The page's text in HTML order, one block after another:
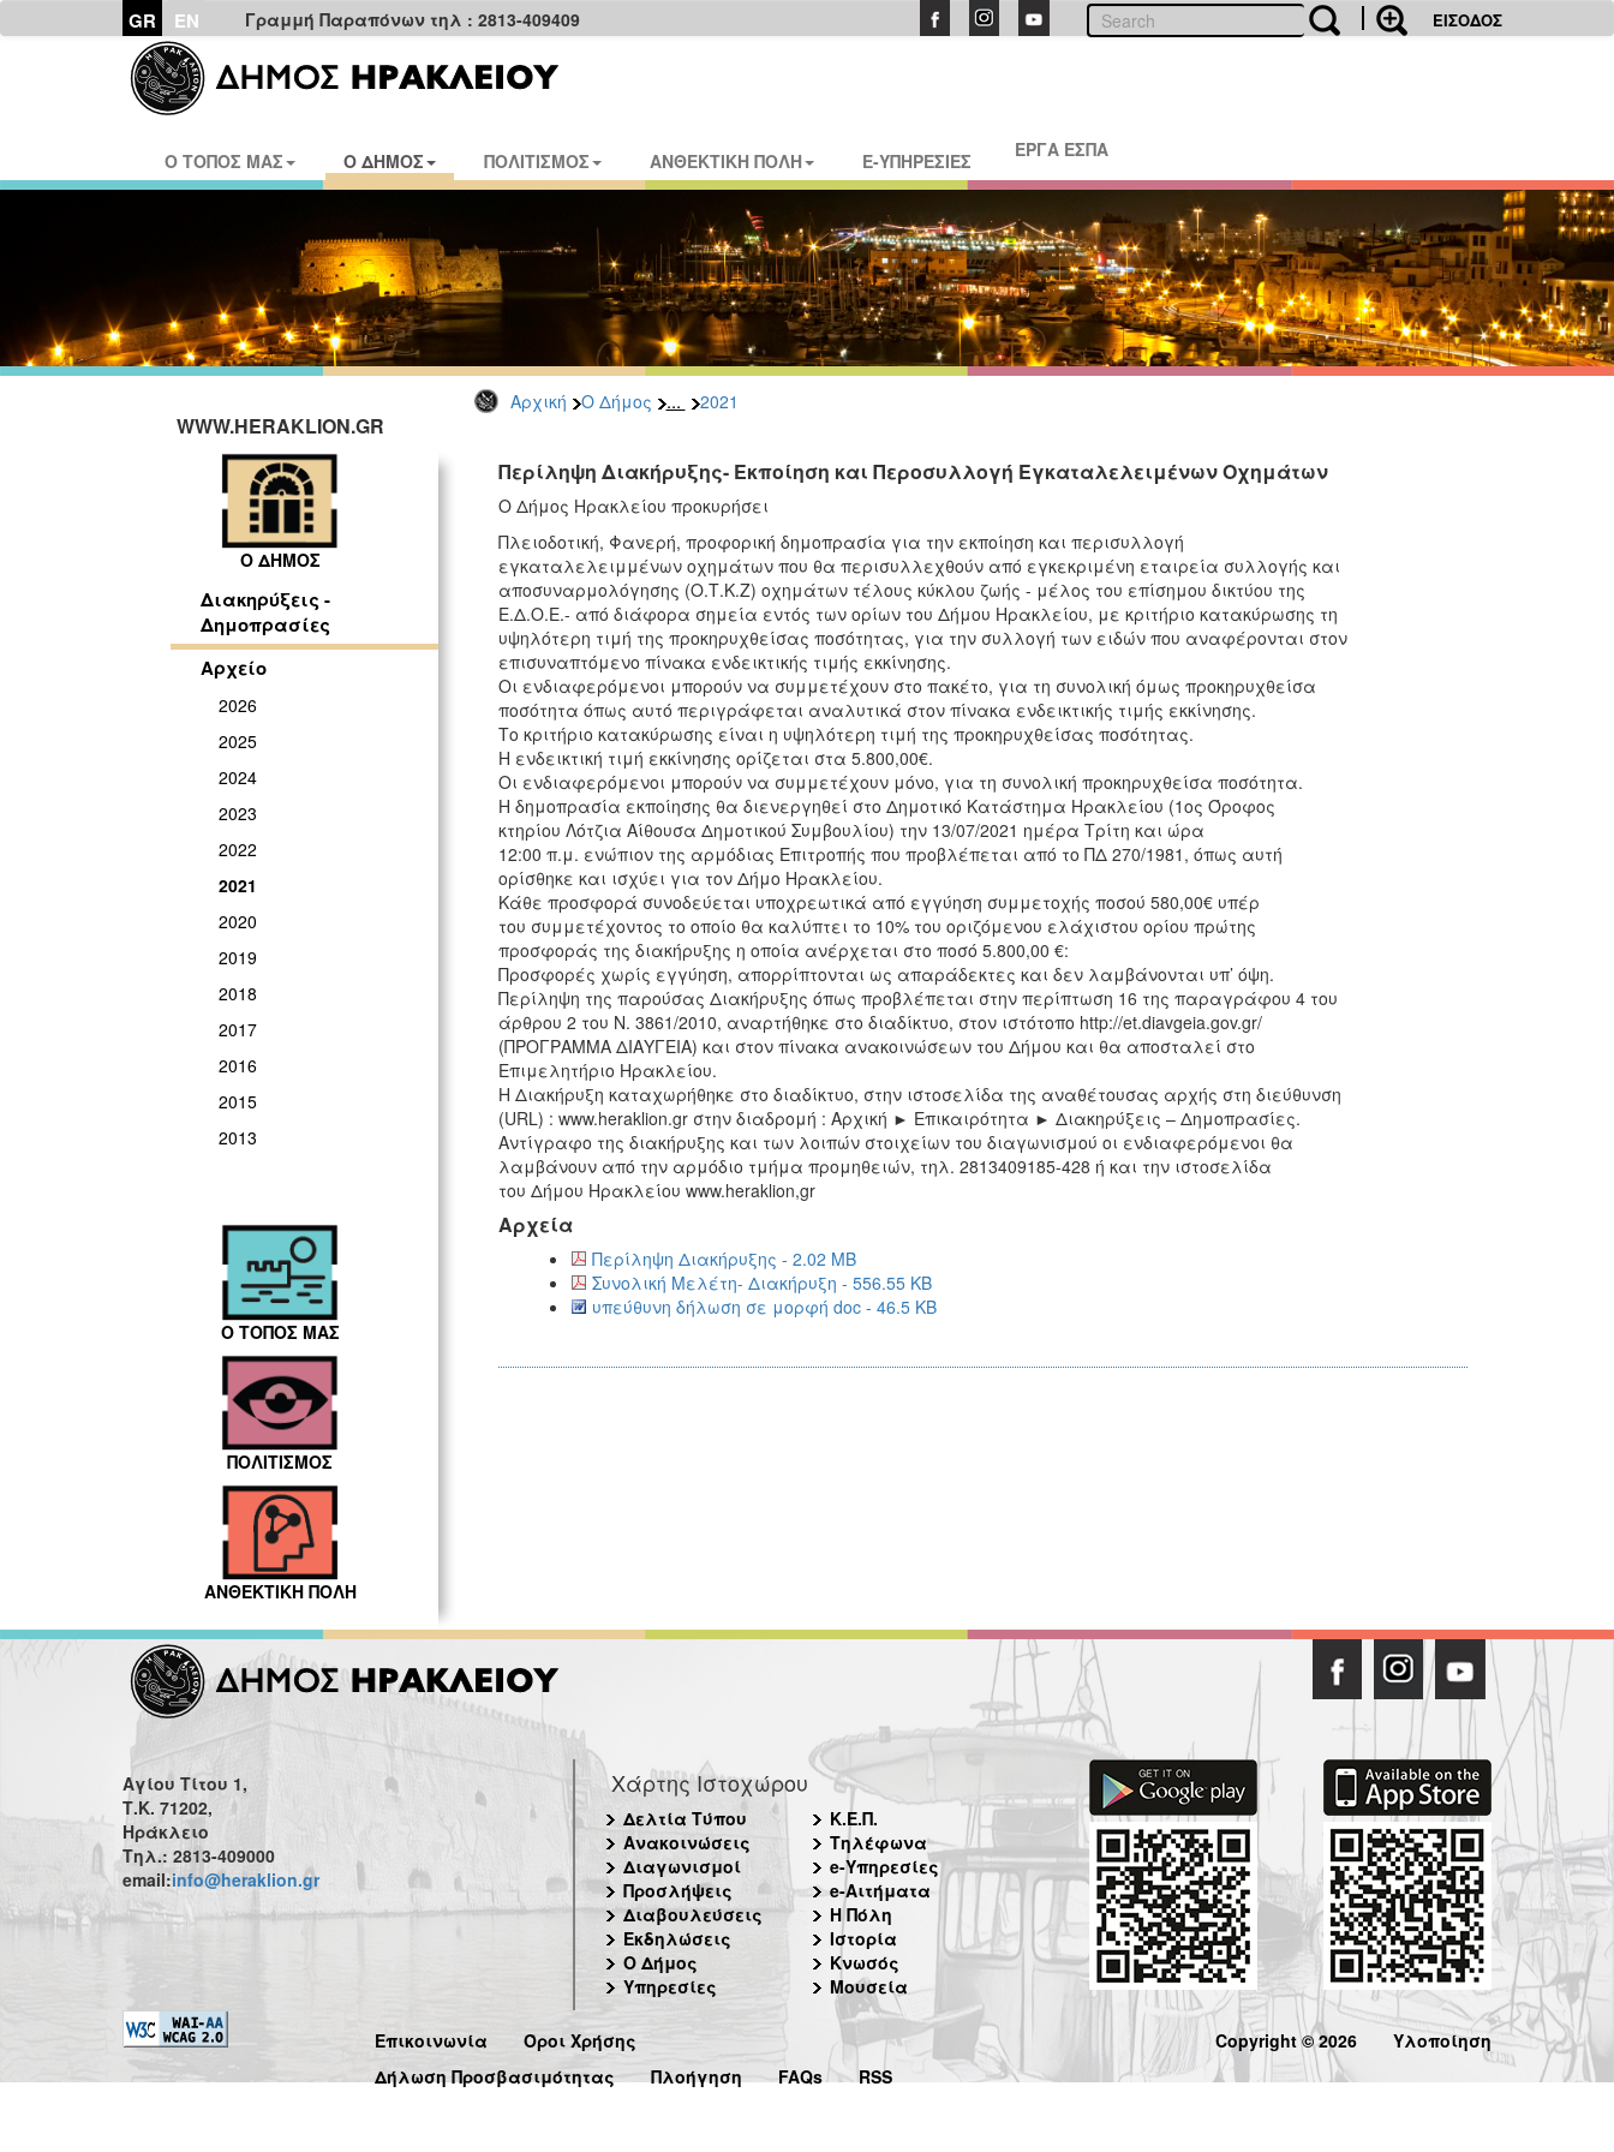
GR EN Γραμμή Παραπόνων τηλ : 2813-409409 ΕΙΣΟΔΟΣ
Ο ΤΟΠΟΣ ΜΑΣ Ο ΔΗΜΟΣ ΠΟΛΙΤΙΣΜΟΣ ΑΝΘΕΚΤΙΚΗ ΠΟΛΗ E-ΥΠΗΡΕΣΙΕΣ ΕΡΓΑ ΕΣΠΑ
Αρχική Ο Δήμος ... 2021
WWW.HERAKLION.GR
Ο ΔΗΜΟΣ
Διακηρύξεις -
Δημοπρασίες
Αρχείο
2026
2025
2024
2023
2022
2021
2020
2019
2018
2017
2016
2015
2013
Ο ΤΟΠΟΣ ΜΑΣ
ΠΟΛΙΤΙΣΜΟΣ
ΑΝΘΕΚΤΙΚΗ ΠΟΛΗ
Περίληψη Διακήρυξης- Εκποίηση και Περοσυλλογή Εγκαταλελειμένων Οχημάτων
Ο Δήμος Ηρακλείου προκυρήσει
Πλειοδοτική, Φανερή, προφορική δημοπρασία για την εκποίηση και περισυλλογή
εγκαταλελειμμένων οχημάτων που θα περισυλλεχθούν από εγκεκριμένη εταιρεία συλλογής και
αποσυναρμολόγησης (Ο.Τ.Κ.Ζ) οχημάτων τέλους κύκλου ζωής - μέλος του επίσημου δικτύου της
Ε.Δ.Ο.Ε.- από διάφορα σημεία εντός των ορίων του Δήμου Ηρακλείου, με κριτήριο κατακύρωσης τη
υψηλότερη τιμή της προκηρυχθείσας ποσότητας, για την συλλογή των ειδών που αναφέρονται στον
επισυναπτόμενο πίνακα ενδεικτικής τιμής εκκίνησης.
Οι ενδιαφερόμενοι μπορούν να συμμετέχουν στο πακέτο, για τη συνολική όμως προκηρυχθείσα
ποσότητα όπως αυτό περιγράφεται αναλυτικά στον πίνακα ενδεικτικής τιμής εκκίνησης.
Το κριτήριο κατακύρωσης είναι η υψηλότερη τιμή της προκηρυχθείσας ποσότητας.
Η ενδεικτική τιμή εκκίνησης ορίζεται στα 5.800,00€.
Οι ενδιαφερόμενοι μπορούν να συμμετέχουν μόνο, για τη συνολική προκηρυχθείσα ποσότητα.
Η δημοπρασία εκποίησης θα διενεργηθεί στο Δημοτικό Κατάστημα Ηρακλείου (1ος Όροφος
κτηρίου Λότζια Αίθουσα Δημοτικού Συμβουλίου) την 13/07/2021 ημέρα Τρίτη και ώρα
12:00 π.μ. ενώπιον της αρμόδιας Επιτροπής που προβλέπεται από το ΠΔ 270/1981, όπως αυτή
ορίσθηκε και ισχύει για τον Δήμο Ηρακλείου.
Κάθε προσφορά συνοδεύεται υποχρεωτικά από εγγύηση συμμετοχής ποσού 580,00€ υπέρ
του συμμετέχοντος το οποίο θα καλύπτει το 10% του οριζόμενου ελάχιστου ορίου πρώτης
προσφοράς της διακήρυξης η οποία ανέρχεται στο ποσό 5.800,00 €:
Προσφορές χωρίς εγγύηση, απορρίπτονται ως απαράδεκτες και δεν λαμβάνονται υπ’ όψη.
Περίληψη της παρούσας Διακήρυξης όπως προβλέπεται στην περίπτωση 16 της παραγράφου 4 του
άρθρου 2 του Ν. 3861/2010, αναρτήθηκε στο διαδίκτυο, στον ιστότοπο http://et.diavgeia.gov.gr/
(ΠΡΟΓΡΑΜΜΑ ΔΙΑΥΓΕΙΑ) και στον πίνακα ανακοινώσεων του Δήμου και θα αποσταλεί στο
Επιμελητήριο Ηρακλείου.
Η Διακήρυξη καταχωρήθηκε στο διαδίκτυο, στην ιστοσελίδα της αναθέτουσας αρχής στη διεύθυνση
(URL) : www.heraklion.gr στην διαδρομή : Αρχική ► Επικαιρότητα ► Διακηρύξεις – Δημοπρασίες.
Αντίγραφο της διακήρυξης και των λοιπών στοιχείων του διαγωνισμού οι ενδιαφερόμενοι θα
λαμβάνουν από την αρμόδιο τμήμα προμηθειών, τηλ. 2813409185-428 ή και την ιστοσελίδα
του Δήμου Ηρακλείου www.heraklion,gr
Αρχεία
Περίληψη Διακήρυξης - 2.02 MB
Συνολική Μελέτη- Διακήρυξη - 556.55 KB
υπεύθυνη δήλωση σε μορφή doc - 46.5 KB
Αγίου Τίτου 1,
Τ.Κ. 71202,
Ηράκλειο
Τηλ.: 2813-409000
email:info@heraklion.gr
Χάρτης Ιστοχώρου
Δελτία Τύπου
Ανακοινώσεις
Διαγωνισμοί
Προσλήψεις
Διαβουλεύσεις
Εκδηλώσεις
Ο Δήμος
Υπηρεσίες
Κ.Ε.Π.
Τηλέφωνα
e-Υπηρεσίες
e-Αιτήματα
Η Πόλη
Ιστορία
Κνωσός
Μουσεία
Επικοινωνία
Όροι Χρήσης
Δήλωση Προσβασιμότητας
Πλοήγηση FAQs RSS
Copyright © 2026 Υλοποίηση